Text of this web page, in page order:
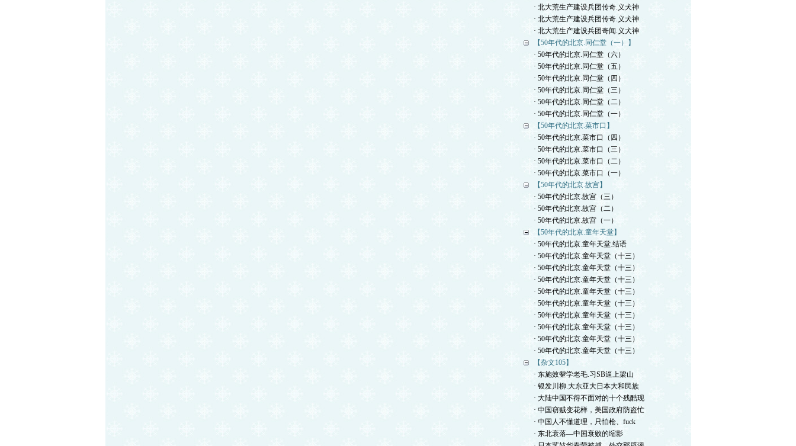
· 北大荒生产建设兵团传奇.义犬神
· 北大荒生产建设兵团传奇.义犬神
· 北大荒生产建设兵团奇闻.义犬神
【50年代的北京.同仁堂（一）】
· 50年代的北京.同仁堂（六）
· 50年代的北京.同仁堂（五）
· 50年代的北京.同仁堂（四）
· 50年代的北京.同仁堂（三）
· 50年代的北京.同仁堂（二）
· 50年代的北京.同仁堂（一）
【50年代的北京.菜市口】
· 50年代的北京.菜市口（四）
· 50年代的北京.菜市口（三）
· 50年代的北京.菜市口（二）
· 50年代的北京.菜市口（一）
【50年代的北京.故宫】
· 50年代的北京.故宫（三）
· 50年代的北京.故宫（二）
· 50年代的北京.故宫（一）
【50年代的北京.童年天堂】
· 50年代的北京.童年天堂.结语
· 50年代的北京.童年天堂（十三）
· 50年代的北京.童年天堂（十三）
· 50年代的北京.童年天堂（十三）
· 50年代的北京.童年天堂（十三）
· 50年代的北京.童年天堂（十三）
· 50年代的北京.童年天堂（十三）
· 50年代的北京.童年天堂（十三）
· 50年代的北京.童年天堂（十三）
· 50年代的北京.童年天堂（十三）
【杂文105】
· 东施效颦学老毛.习SB逼上梁山
· 银发川柳.大东亚大日本大和民族
· 大陆中国不得不面对的十个残酷现
· 中国窃贼变花样，美国政府防盗忙
· 中国人不懂道理，只怕枪、fuck
· 东北衰落—中国衰败的缩影